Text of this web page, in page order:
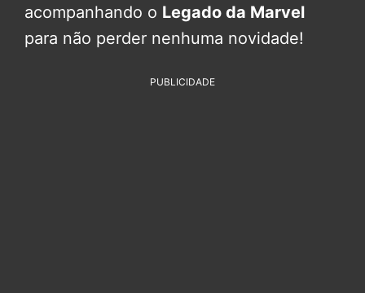
acompanhando o Legado da Marvel
para não perder nenhuma novidade!
PUBLICIDADE